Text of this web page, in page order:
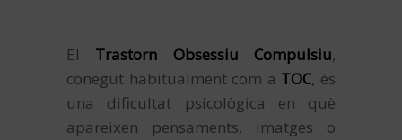
El Trastorn Obsessiu Compulsiu,
conegut habitualment com a TOC, és
una dificultat psicològica en què
apareixen pensaments, imatges o